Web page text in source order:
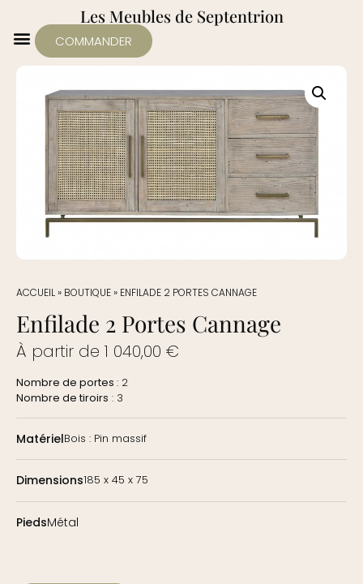
Les Meubles de Septentrion
COMMANDER
ACCUEIL» BOUTIQUE» ENFILADE 2 PORTES CANNAGE
Enfilade 2 Portes Cannage
À partir de 1 040,00 €
Nombre de portes : 2
Nombre de tiroirs : 3
MatérielBois : Pin massif
Dimensions185 x 45 x 75
PiedsMétal